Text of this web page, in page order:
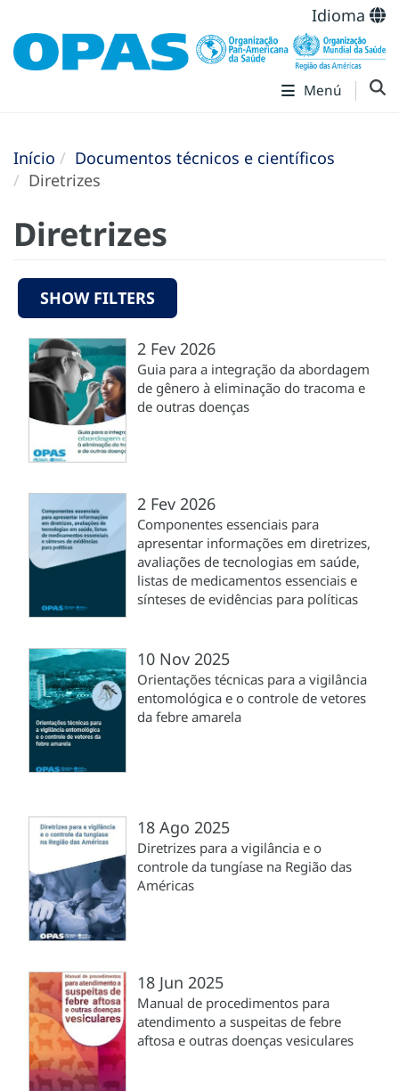
Idioma
Menú
Início
Documentos técnicos e científicos
Diretrizes
Diretrizes
SHOW FILTERS
2 Fev 2026
Guia para a integração da abordagem
de gênero à eliminação do tracoma e
de outras doenças
2 Fev 2026
Componentes essenciais para
apresentar informações em diretrizes,
avaliações de tecnologias em saúde,
listas de medicamentos essenciais e
sínteses de evidências para políticas
10 Nov 2025
Orientações técnicas para a vigilância
entomológica e o controle de vetores
da febre amarela
18 Ago 2025
Diretrizes para a vigilância e o
controle da tungíase na Região das
Américas
18 Jun 2025
Manual de procedimentos para
atendimento a suspeitas de febre
aftosa e outras doenças vesiculares